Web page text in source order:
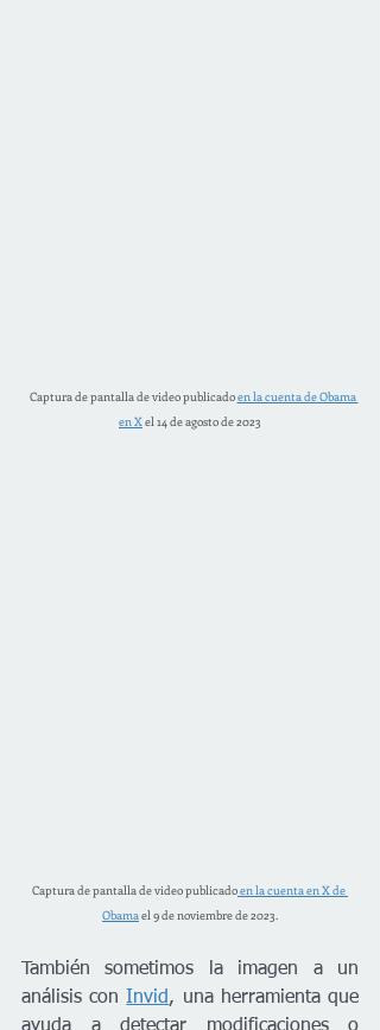
   Captura de pantalla de video publicado
en la cuenta de Obama
en X el 14 de agosto de 2023
Captura de pantalla de video publicado en la cuenta en X de
Obama el 9 de noviembre de 2023.
También sometimos la imagen a un
análisis con Invid, una herramienta que